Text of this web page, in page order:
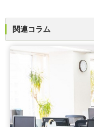
関連コラム